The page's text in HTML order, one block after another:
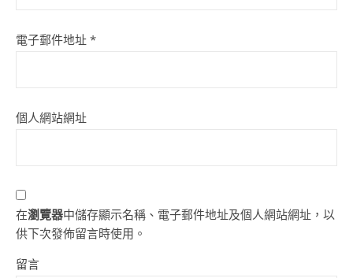
電子郵件地址 *
個人網站網址
在瀏覽器中儲存顯示名稱、電子郵件地址及個人網站網址，以
供下次發佈留言時使用。
留言